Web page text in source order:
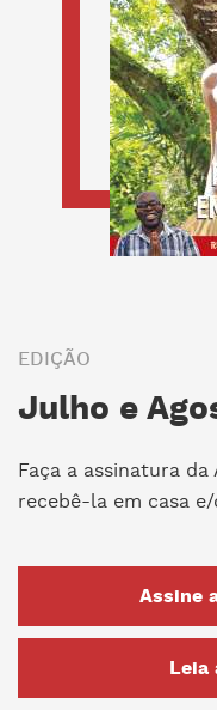
EDIÇÃO
Julho e
Faça a assinatura
recebê-la em casa
Assine
Leia